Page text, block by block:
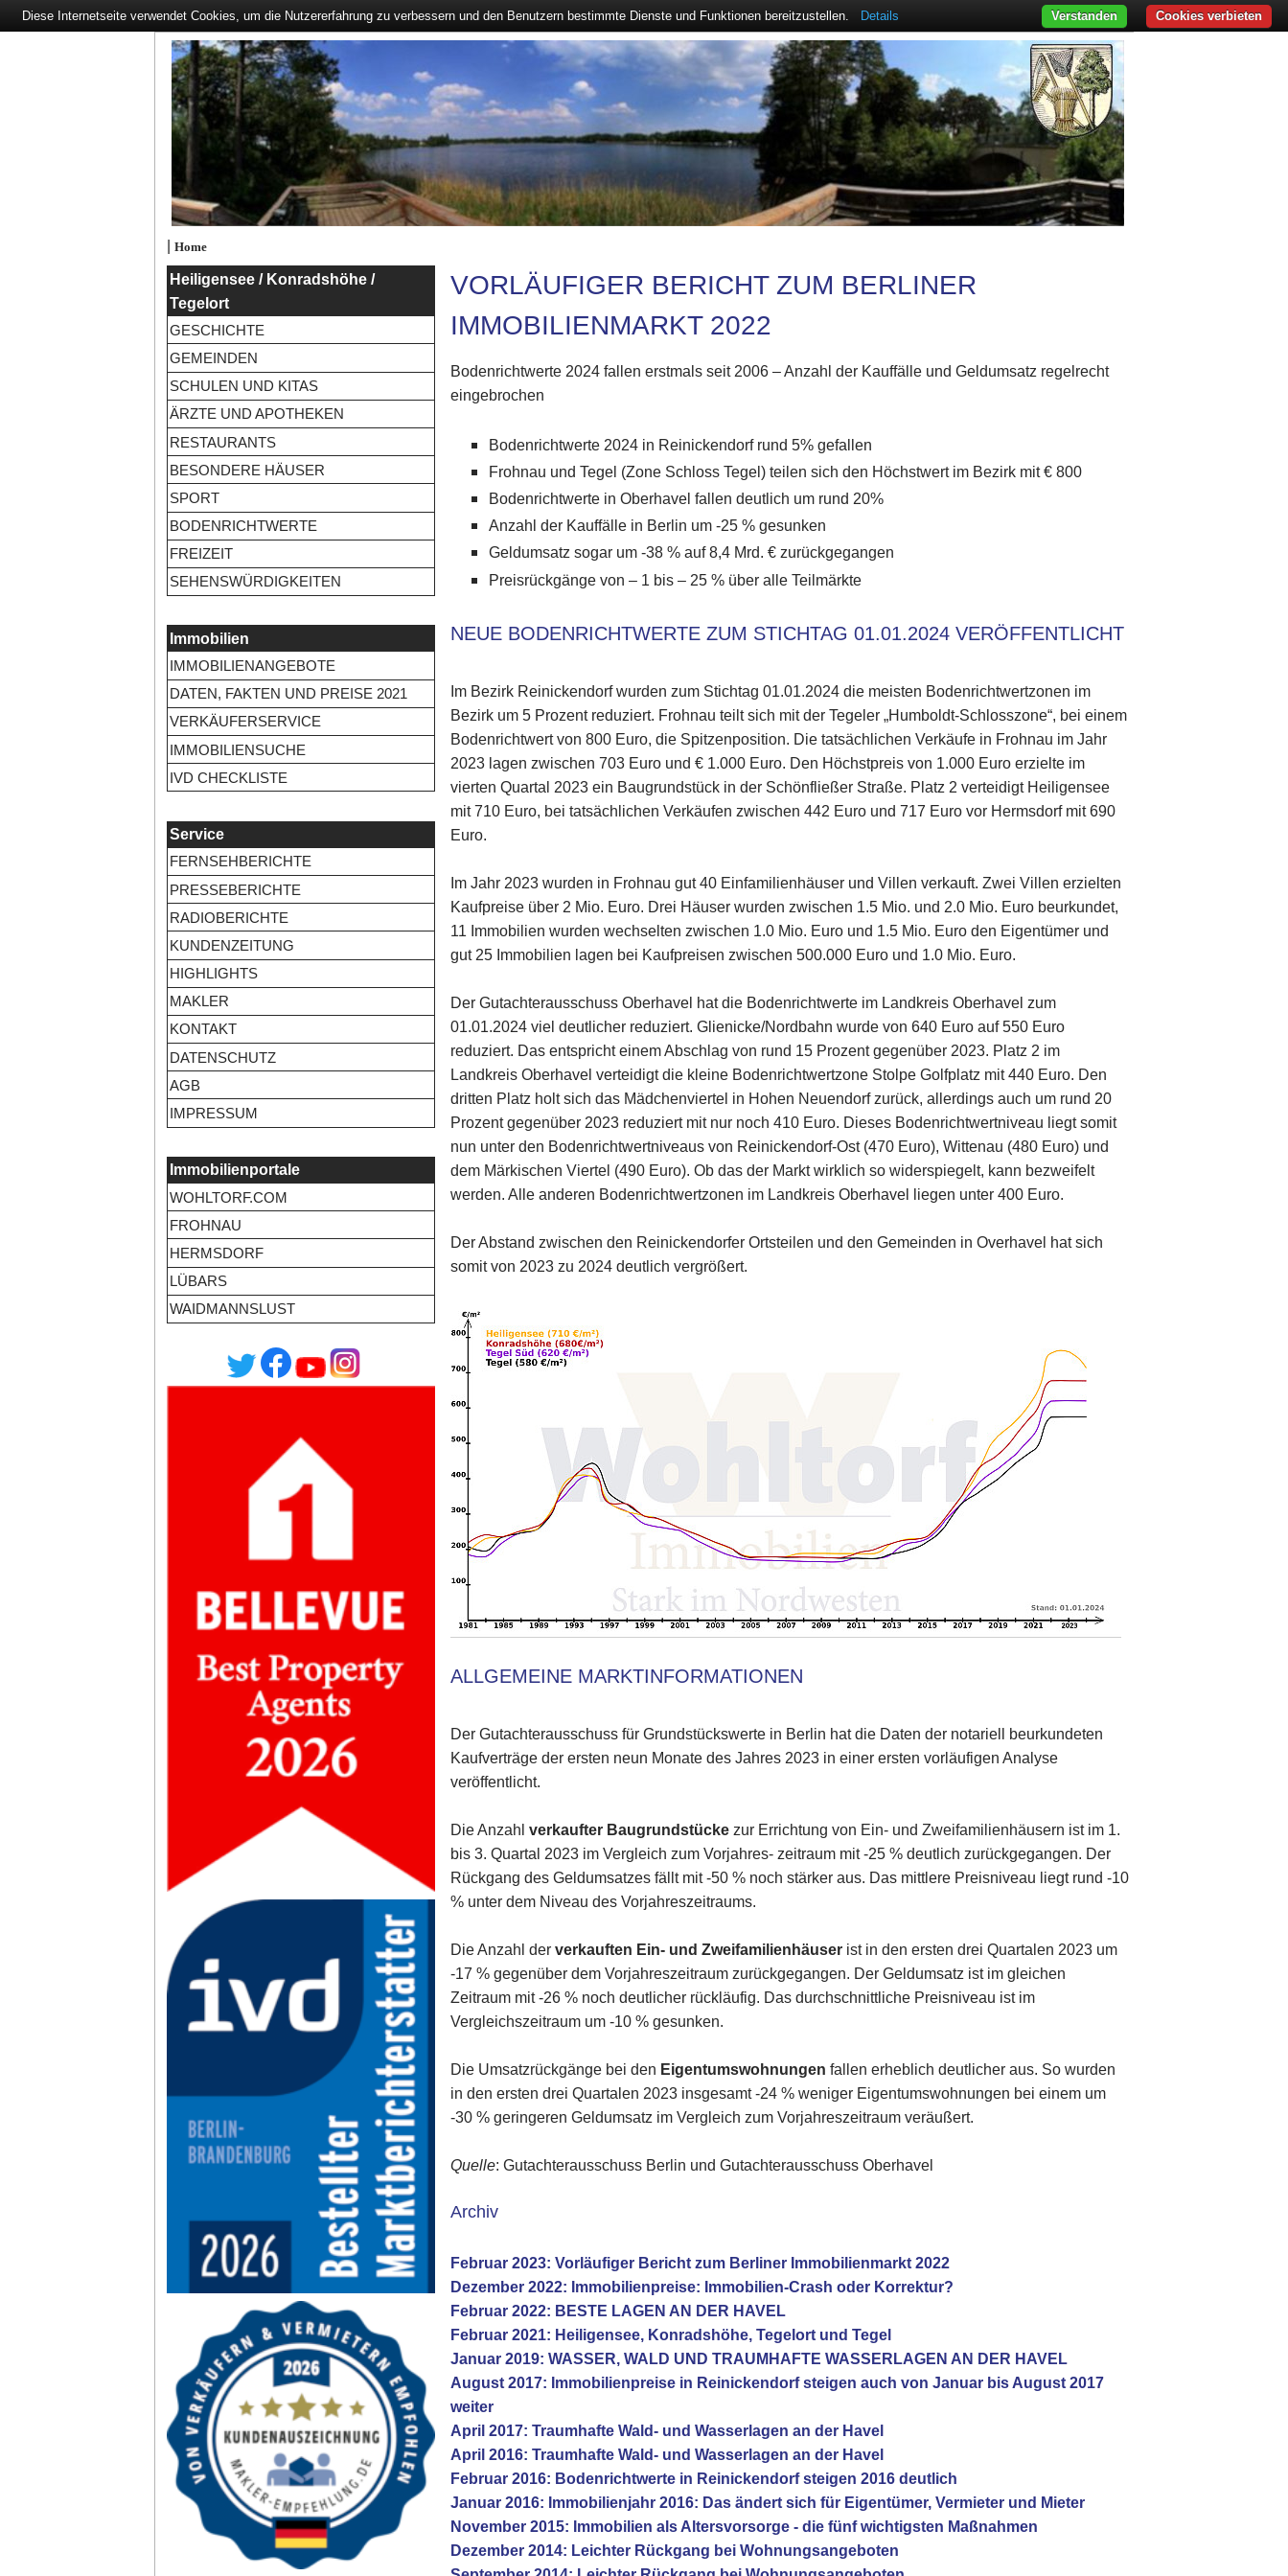
| Home
Heiligensee / Konradshöhe /
Tegelort
GESCHICHTE
GEMEINDEN
SCHULEN UND KITAS
ÄRZTE UND APOTHEKEN
RESTAURANTS
BESONDERE HÄUSER
SPORT
BODENRICHTWERTE
FREIZEIT
SEHENSWÜRDIGKEITEN
Immobilien
IMMOBILIENANGEBOTE
DATEN, FAKTEN UND PREISE 2021
VERKÄUFERSERVICE
IMMOBILIENSUCHE
IVD CHECKLISTE
Service
FERNSEHBERICHTE
PRESSEBERICHTE
RADIOBERICHTE
KUNDENZEITUNG
HIGHLIGHTS
MAKLER
KONTAKT
DATENSCHUTZ
AGB
IMPRESSUM
Immobilienportale
WOHLTORF.COM
FROHNAU
HERMSDORF
LÜBARS
WAIDMANNSLUST
VORLÄUFIGER BERICHT ZUM BERLINER
IMMOBILIENMARKT 2022
Bodenrichtwerte 2024 fallen erstmals seit 2006 – Anzahl der Kauffälle und Geldumsatz regelrecht
eingebrochen
Bodenrichtwerte 2024 in Reinickendorf rund 5% gefallen
Frohnau und Tegel (Zone Schloss Tegel) teilen sich den Höchstwert im Bezirk mit € 800
Bodenrichtwerte in Oberhavel fallen deutlich um rund 20%
Anzahl der Kauffälle in Berlin um -25 % gesunken
Geldumsatz sogar um -38 % auf 8,4 Mrd. € zurückgegangen
Preisrückgänge von – 1 bis – 25 % über alle Teilmärkte
NEUE BODENRICHTWERTE ZUM STICHTAG 01.01.2024 VERÖFFENTLICHT
Im Bezirk Reinickendorf wurden zum Stichtag 01.01.2024 die meisten Bodenrichtwertzonen im
Bezirk um 5 Prozent reduziert. Frohnau teilt sich mit der Tegeler „Humboldt-Schlosszone“, bei einem
Bodenrichtwert von 800 Euro, die Spitzenposition. Die tatsächlichen Verkäufe in Frohnau im Jahr
2023 lagen zwischen 703 Euro und € 1.000 Euro. Den Höchstpreis von 1.000 Euro erzielte im
vierten Quartal 2023 ein Baugrundstück in der Schönfließer Straße. Platz 2 verteidigt Heiligensee
mit 710 Euro, bei tatsächlichen Verkäufen zwischen 442 Euro und 717 Euro vor Hermsdorf mit 690
Euro.
Im Jahr 2023 wurden in Frohnau gut 40 Einfamilienhäuser und Villen verkauft. Zwei Villen erzielten
Kaufpreise über 2 Mio. Euro. Drei Häuser wurden zwischen 1.5 Mio. und 2.0 Mio. Euro beurkundet,
11 Immobilien wurden wechselten zwischen 1.0 Mio. Euro und 1.5 Mio. Euro den Eigentümer und
gut 25 Immobilien lagen bei Kaufpreisen zwischen 500.000 Euro und 1.0 Mio. Euro.
Der Gutachterausschuss Oberhavel hat die Bodenrichtwerte im Landkreis Oberhavel zum
01.01.2024 viel deutlicher reduziert. Glienicke/Nordbahn wurde von 640 Euro auf 550 Euro
reduziert. Das entspricht einem Abschlag von rund 15 Prozent gegenüber 2023. Platz 2 im
Landkreis Oberhavel verteidigt die kleine Bodenrichtwertzone Stolpe Golfplatz mit 440 Euro. Den
dritten Platz holt sich das Mädchenviertel in Hohen Neuendorf zurück, allerdings auch um rund 20
Prozent gegenüber 2023 reduziert mit nur noch 410 Euro. Dieses Bodenrichtwertniveau liegt somit
nun unter den Bodenrichtwertniveaus von Reinickendorf-Ost (470 Euro), Wittenau (480 Euro) und
dem Märkischen Viertel (490 Euro). Ob das der Markt wirklich so widerspiegelt, kann bezweifelt
werden. Alle anderen Bodenrichtwertzonen im Landkreis Oberhavel liegen unter 400 Euro.
Der Abstand zwischen den Reinickendorfer Ortsteilen und den Gemeinden in Overhavel hat sich
somit von 2023 zu 2024 deutlich vergrößert.
ALLGEMEINE MARKTINFORMATIONEN
Der Gutachterausschuss für Grundstückswerte in Berlin hat die Daten der notariell beurkundeten
Kaufverträge der ersten neun Monate des Jahres 2023 in einer ersten vorläufigen Analyse
veröffentlicht.
Die Anzahlverkaufter Baugrundstückezur Errichtung von Ein- und Zweifamilienhäusern ist im 1.
bis 3. Quartal 2023 im Vergleich zum Vorjahres- zeitraum mit -25 % deutlich zurückgegangen. Der
Rückgang des Geldumsatzes fällt mit -50 % noch stärker aus. Das mittlere Preisniveau liegt rund -10
% unter dem Niveau des Vorjahreszeitraums.
Die Anzahl derverkauften Ein- und Zweifamilienhäuser ist in den ersten drei Quartalen 2023 um
-17 % gegenüber dem Vorjahreszeitraum zurückgegangen. Der Geldumsatz ist im gleichen
Zeitraum mit -26 % noch deutlicher rückläufig. Das durchschnittliche Preisniveau ist im
Vergleichszeitraum um -10 % gesunken.
Die Umsatzrückgänge bei den Eigentumswohnungen fallen erheblich deutlicher aus. So wurden
in den ersten drei Quartalen 2023 insgesamt -24 % weniger Eigentumswohnungen bei einem um
-30 % geringeren Geldumsatz im Vergleich zum Vorjahreszeitraum veräußert.
Quelle: Gutachterausschuss Berlin und Gutachterausschuss Oberhavel
Archiv
Februar 2023: Vorläufiger Bericht zum Berliner Immobilienmarkt 2022
Dezember 2022: Immobilienpreise: Immobilien-Crash oder Korrektur?
Februar 2022: BESTE LAGEN AN DER HAVEL
Februar 2021: Heiligensee, Konradshöhe, Tegelort und Tegel
Januar 2019: WASSER, WALD UND TRAUMHAFTE WASSERLAGEN AN DER HAVEL
August 2017: Immobilienpreise in Reinickendorf steigen auch von Januar bis August 2017
weiter
April 2017: Traumhafte Wald- und Wasserlagen an der Havel
April 2016: Traumhafte Wald- und Wasserlagen an der Havel
Februar 2016: Bodenrichtwerte in Reinickendorf steigen 2016 deutlich
Januar 2016: Immobilienjahr 2016: Das ändert sich für Eigentümer, Vermieter und Mieter
November 2015: Immobilien als Altersvorsorge - die fünf wichtigsten Maßnahmen
Dezember 2014: Leichter Rückgang bei Wohnungsangeboten
Diese Internetseite verwendet Cookies, um die Nutzererfahrung zu verbessern und den Benutzern bestimmte Dienste und Funktionen bereitzustellen. Details Cookies verbieten
Verstanden